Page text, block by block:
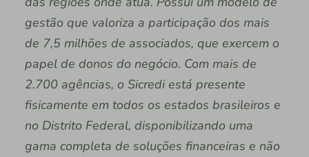
gestão que valoriza a participação dos mais
de 7,5 milhões de associados, que exercem o
papel de donos do negócio. Com mais de
2.700 agências, o Sicredi está presente
fisicamente em todos os estados brasileiros e
no Distrito Federal, disponibilizando uma
gama completa de soluções financeiras e não